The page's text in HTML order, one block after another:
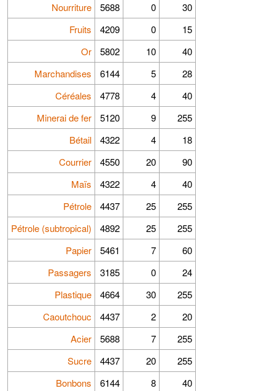
Nourriture
5688 0
30
Fruits
4209 0
15
Or
5802 10
40
Marchandises
6144 5
28
Céréales
4778 4
40
Minerai de fer
5120 9
255
Bétail
4322 4
18
Courrier
4550 20
90
Maïs
4322 4
40
Pétrole
4437 25
255
Pétrole (subtropical)
4892 25
255
Papier
5461 7
60
Passagers
3185 0
24
Plastique
4664 30
255
Caoutchouc
4437 2
20
Acier
5688 7
255
Sucre
4437 20
255
Bonbons
6144 8 40